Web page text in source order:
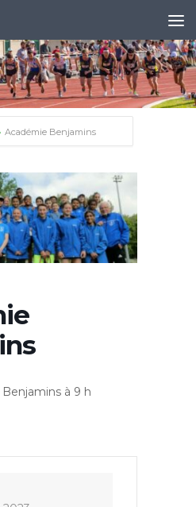
Académie Benjamins
à 9 h